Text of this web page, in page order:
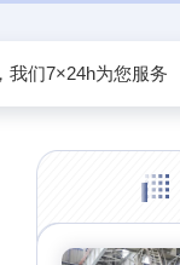
我们7×24h为您服务